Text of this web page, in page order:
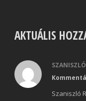
AKTUÁLIS
Szaniszló